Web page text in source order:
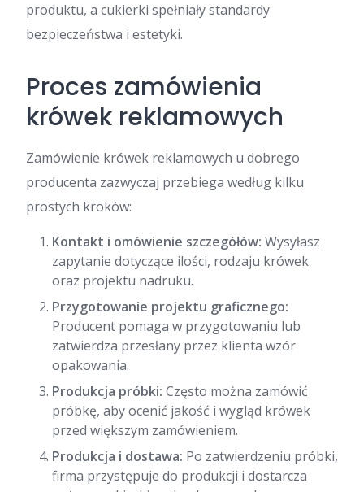
produktu, a cukierki spełniały standardy
bezpieczeństwa i estetyki.
Proces zamówienia
krówek reklamowych
Zamówienie krówek reklamowych u dobrego
producenta zazwyczaj przebiega według kilku
prostych kroków:
Kontakt i omówienie szczegółów: Wysyłasz
zapytanie dotyczące ilości, rodzaju krówek
oraz projektu nadruku.
Przygotowanie projektu graficznego:
Producent pomaga w przygotowaniu lub
zatwierdza przesłany przez klienta wzór
opakowania.
Produkcja próbki: Często można zamówić
próbkę, aby ocenić jakość i wygląd krówek
przed większym zamówieniem.
Produkcja i dostawa: Po zatwierdzeniu próbki,
firma przystępuje do produkcji i dostarcza